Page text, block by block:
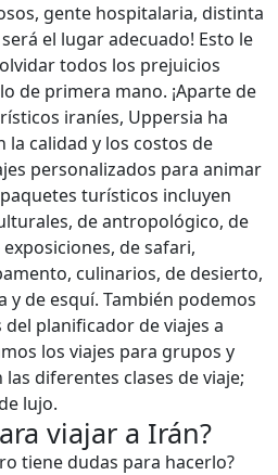
gente hospitalaria, distinta
el lugar adecuado! Esto le
todos los prejuicios
de primera mano. ¡Aparte de
iraníes, Uppersia ha
calidad y los costos de
personalizados para animar
turísticos incluyen
de antropológico, de
de safari,
culinarios, de desierto,
de esquí. También podemos
planificador de viajes a
los viajes para grupos y
diferentes clases de viaje;
lujo.
viajar a Irán?
tiene dudas para hacerlo?